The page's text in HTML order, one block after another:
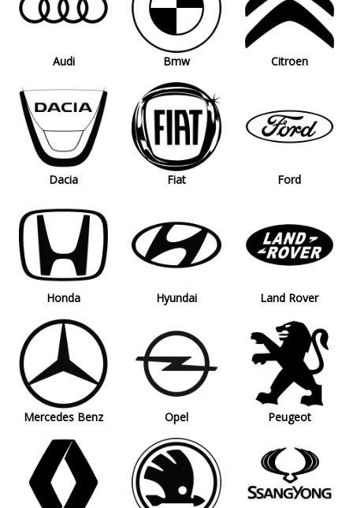
Audi Bmw Citroen
Dacia Fiat Ford
Honda Hyundai Land Rover
Mercedes Benz Opel Peugeot